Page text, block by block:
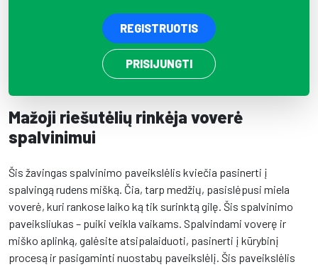
REGISTRUOTIS
PRISIJUNGTI
Mažoji riešutėlių rinkėja voverė
spalvinimui
Šis žavingas spalvinimo paveikslėlis kviečia pasinerti į
spalvingą rudens mišką. Čia, tarp medžių, pasislėpusi miela
voverė, kuri rankose laiko ką tik surinktą gilę. Šis spalvinimo
paveiksliukas – puiki veikla vaikams. Spalvindami voverę ir
miško aplinką, galėsite atsipalaiduoti, pasinerti į kūrybinį
procesą ir pasigaminti nuostabų paveikslėlį. Šis paveikslėlis